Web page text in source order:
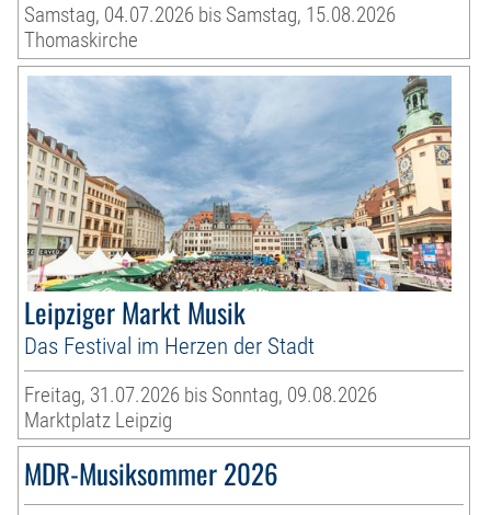
Samstag, 04.07.2026 bis Samstag, 15.08.2026
Thomaskirche
Leipziger Markt Musik
Das Festival im Herzen der Stadt
Freitag, 31.07.2026 bis Sonntag, 09.08.2026
Marktplatz Leipzig
MDR-Musiksommer 2026